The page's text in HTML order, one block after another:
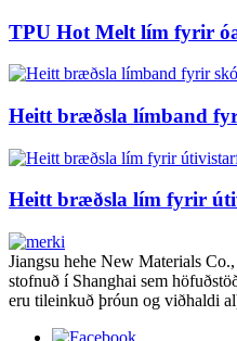
TPU Hot Melt lím fyrir
Heitt bræðsla límband
Heitt bræðsla lím fyrir
Jiangsu hehe New Materials
stofnuð í Shanghai sem
eru tileinkuð þróun og viðhaldi